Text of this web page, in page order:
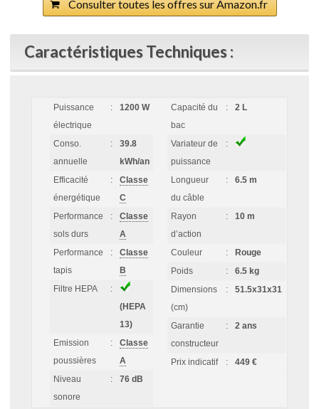
Consulter toutes les offres sur Amazon.fr
Caractéristiques Techniques :
Puissance
électrique
: 1200 W
Conso.
annuelle
:
39.8
kWh/an
Efficacité
énergétique
:
Classe
C
Performance
sols durs
:
Classe
A
Performance
tapis
:
Classe
B
Filtre HEPA
:
(HEPA
13)
Emission
poussières
:
Classe
A
Niveau
sonore
: 76 dB
Capacité du
bac
: 2 L
Variateur de
puissance
:
Longueur
du câble
: 6.5 m
Rayon
d’action
: 10 m
Couleur :
Rouge
Poids
:
6.5 kg
Dimensions
(cm)
: 51.5x31x31
Garantie
constructeur
: 2 ans
Prix indicatif : 449 €